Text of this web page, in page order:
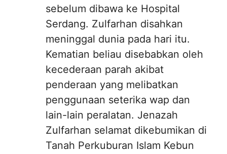
sebelum dibawa ke Hospital
Serdang. Zulfarhan disahkan
meninggal dunia pada hari itu.
Kematian beliau disebabkan oleh
kecederaan parah akibat
penderaan yang melibatkan
penggunaan seterika wap dan
lain-lain peralatan. Jenazah
Zulfarhan selamat dikebumikan di
Tanah Perkuburan Islam Kebun